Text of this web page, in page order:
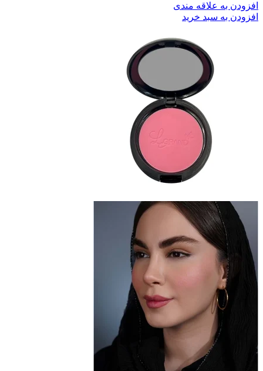
افزودن به علاقه مندی
افزودن به سبد خرید